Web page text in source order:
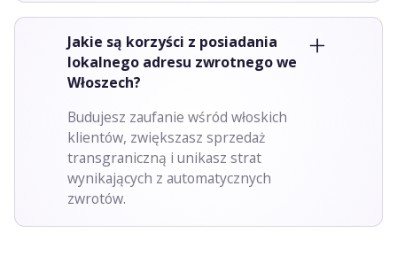
Jakie są korzyści z posiadania
lokalnego adresu zwrotnego we
Włoszech?
Budujesz zaufanie wśród włoskich
klientów, zwiększasz sprzedaż
transgraniczną i unikasz strat
wynikających z automatycznych
zwrotów.